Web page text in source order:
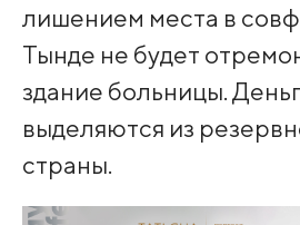
лишением места в
Тынде не будет
здание больницы.
выделяются из
страны.